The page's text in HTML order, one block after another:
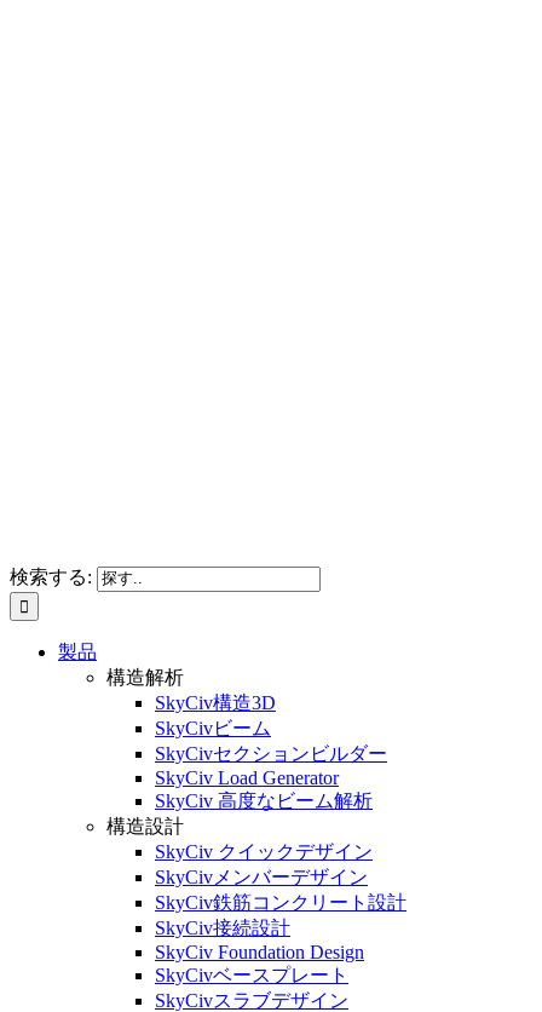
検索する:
製品
構造解析
SkyCiv構造3D
SkyCivビーム
SkyCivセクションビルダー
SkyCiv Load Generator
SkyCiv 高度なビーム解析
構造設計
SkyCiv クイックデザイン
SkyCivメンバーデザイン
SkyCiv鉄筋コンクリート設計
SkyCiv接続設計
SkyCiv Foundation Design
SkyCivベースプレート
SkyCivスラブデザイン